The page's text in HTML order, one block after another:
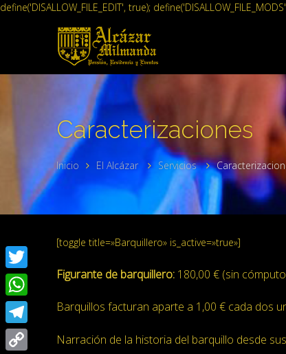
define('DISALLOW_FILE_EDIT', true);
Caracterizaciones
Inicio El Alcázar Servicios
[toggle title=»Barquillero» is_active=»true»]
Figurante de barquillero: 180,00 € (sin
Barquillos facturan aparte a 1,00 € cada dos
Narración de la historia del barquillo desde
Twitter
WhatsApp
Telegram